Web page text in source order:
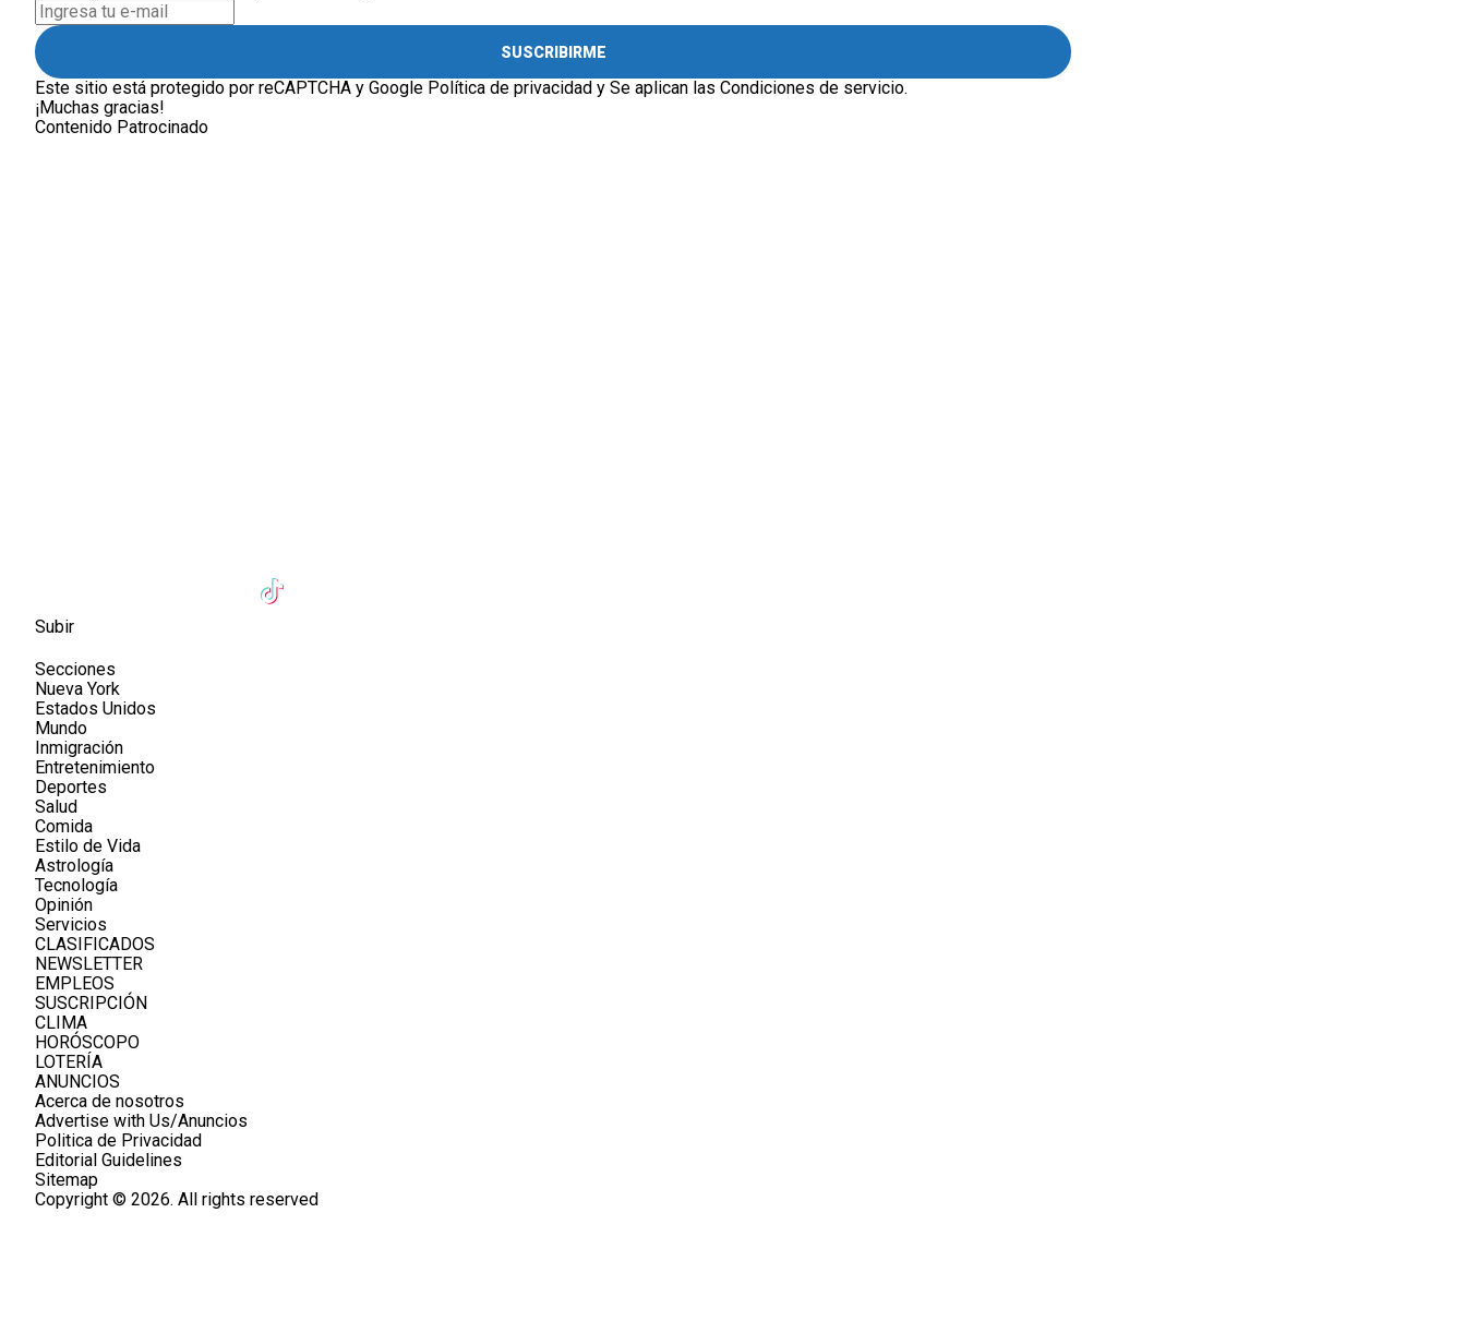
SUSCRIBIRME
Este sitio está protegido por reCAPTCHA y Google Política de privacidad y Se aplican las Condiciones de servicio.
¡Muchas gracias!
Contenido Patrocinado
Subir
Secciones
Nueva York
Estados Unidos
Mundo
Inmigración
Entretenimiento
Deportes
Salud
Comida
Estilo de Vida
Astrología
Tecnología
Opinión
Servicios
CLASIFICADOS
NEWSLETTER
EMPLEOS
SUSCRIPCIÓN
CLIMA
HORÓSCOPO
LOTERÍA
ANUNCIOS
Acerca de nosotros
Advertise with Us/Anuncios
Politica de Privacidad
Editorial Guidelines
Sitemap
Copyright © 2026. All rights reserved